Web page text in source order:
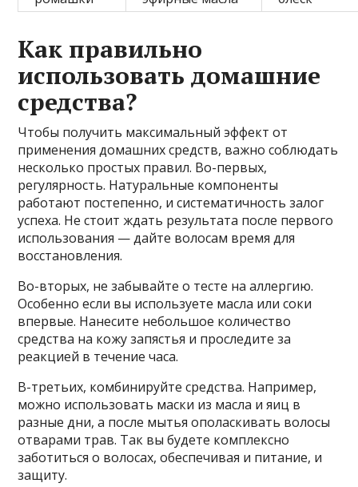
Как правильно
использовать домашние
средства?
Чтобы получить максимальный эффект от
применения домашних средств, важно соблюдать
несколько простых правил. Во-первых,
регулярность. Натуральные компоненты
работают постепенно, и систематичность залог
успеха. Не стоит ждать результата после первого
использования — дайте волосам время для
восстановления.
Во-вторых, не забывайте о тесте на аллергию.
Особенно если вы используете масла или соки
впервые. Нанесите небольшое количество
средства на кожу запястья и проследите за
реакцией в течение часа.
В-третьих, комбинируйте средства. Например,
можно использовать маски из масла и яиц в
разные дни, а после мытья ополаскивать волосы
отварами трав. Так вы будете комплексно
заботиться о волосах, обеспечивая и питание, и
защиту.